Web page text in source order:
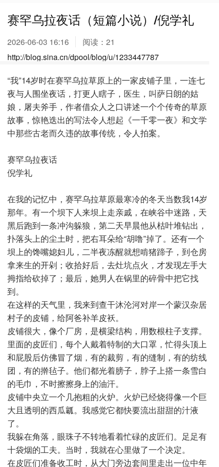
赛罕乌拉夜话（短篇小说）/倪学礼
2026-06-03 16:16 阅读： 21
http://blog.sina.cn/dpool/blog/u/1233447787
“我”14岁时在赛罕乌拉草原上的一家皮铺子里，一连七
夜与人围坐夜话，打更人瞎子，医生，叫萨日朗的姑
娘，屠夫斧手，作者借众人之口讲述一个个传奇的草原
故事，惊艳迭出的写法令人想起《一千零一夜》和文学
中那些古老而久违的故事传统，令人拍案。
赛罕乌拉夜话
倪学礼
在我的记忆中，赛罕乌拉草原最寒冷的冬天当数我14岁
那年。有一个坝下人来坝上走亲戚，在峡谷中迷路，天
黑后跑到一条冲沟躲狼，第二天早晨他从枯叶堆钻出，
扑落头上的尘土时，把右耳朵给“胡噜”掉了。还有一个
坝上的馋嘴媳妇儿，二半夜冻醒就想啃猪蹄子，到仓房
拿来生的开剁；收拾好后，去灶坑点火，才发现左手大
拇指给砍掉了；最后，她男人在锅里的碎骨中把它找
到。
在这样的天气里，我来到查干沐沦河对岸一个蒙汉杂居
村子的皮铺，给阿爸补羊皮袄。
皮铺很大，像个厂房，是横梁结构，用数根柱子支撑。
里面的皮匠们，每个人戴着特制的大口罩，忙得头顶上
和屁股后仿佛冒了烟，有的裁剪，有的缝制，有的纺线
团，有的擀毡子。他们都光着膀子，脖子上搭一条雪白
的毛巾，不时擦擦身上的油汗。
皮铺中央立一个几抱粗的火炉。火炉已经烧得像一个巨
大且透明的西瓜瓤。我感觉它都快要流出甜甜的汁液
了。
我躲在角落，眼珠子不转地看着忙碌的皮匠们。足足有
十袋烟的工夫。当时，我就在心里做了一个决定。
在皮匠们准备收工时，从大门旁边套间里走出一位中年